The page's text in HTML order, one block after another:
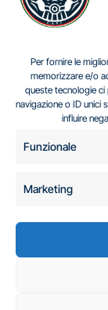
Per fornire le
memorizzare e/o
queste tecnologie
navigazione o ID unici
influire
Funzionale
Marketing
Centro